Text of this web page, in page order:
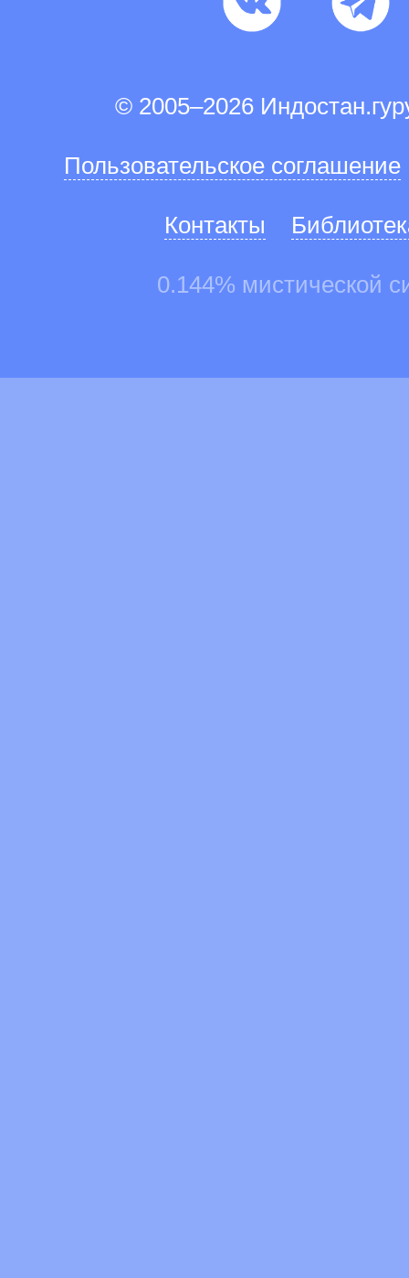
© 2005–2026
Пользовательское соглашение
Контакты
0.144% мистической